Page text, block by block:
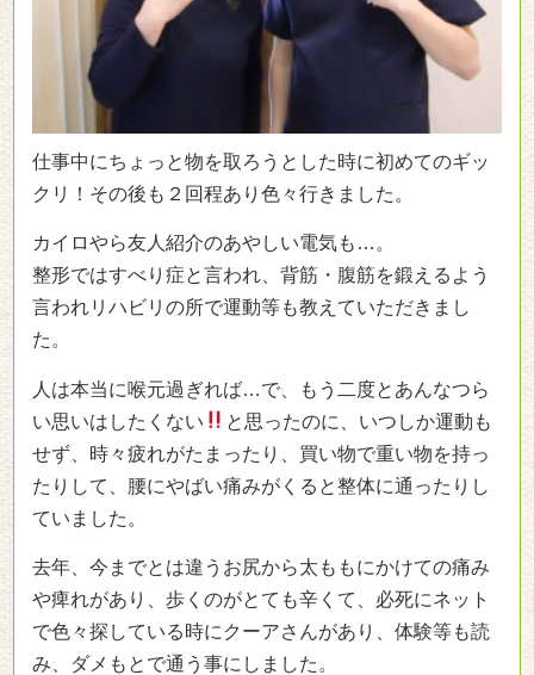
仕事中にちょっと物を取ろうとした時に初めてのギッ
クリ！その後も２回程あり色々行きました。
カイロやら友人紹介のあやしい電気も…。
整形ではすべり症と言われ、背筋・腹筋を鍛えるよう
言われリハビリの所で運動等も教えていただきまし
た。
人は本当に喉元過ぎれば…で、もう二度とあんなつら
い思いはしたくない
と思ったのに、いつしか運動も
せず、時々疲れがたまったり、買い物で重い物を持っ
たりして、腰にやばい痛みがくると整体に通ったりし
ていました。
去年、今までとは違うお尻から太ももにかけての痛み
や痺れがあり、歩くのがとても辛くて、必死にネット
で色々探している時にクーアさんがあり、体験等も読
み、ダメもとで通う事にしました。